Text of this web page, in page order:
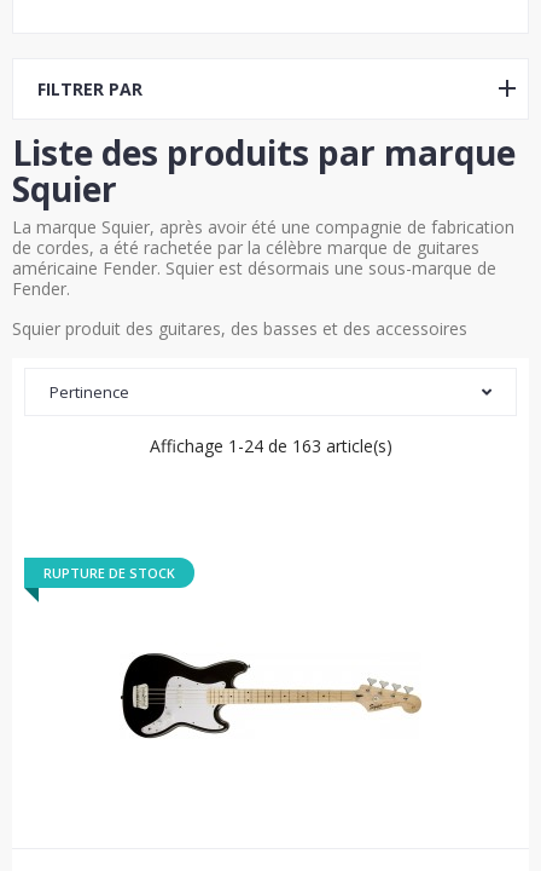
FILTRER PAR
Liste des produits par marque
Squier
La marque Squier, après avoir été une compagnie de fabrication
de cordes, a été rachetée par la célèbre marque de guitares
américaine Fender. Squier est désormais une sous-marque de
Fender.
Squier produit des guitares, des basses et des accessoires
Pertinence
Affichage 1-24 de 163 article(s)
RUPTURE DE STOCK